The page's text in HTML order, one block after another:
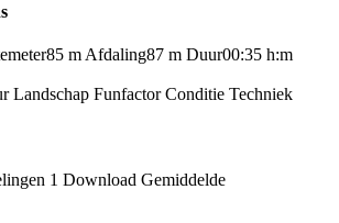
85 m Afdaling87 m Duur00:35 h:m
Landschap Funfactor Conditie Techniek
1 Download Gemiddelde